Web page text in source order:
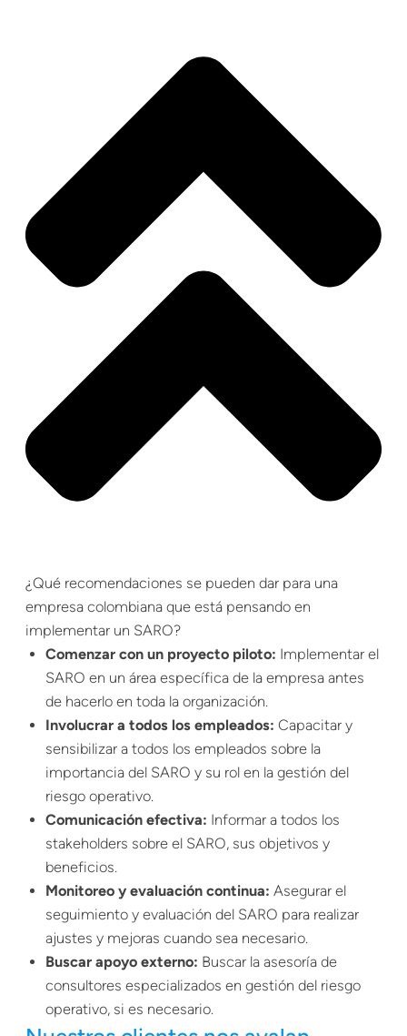
¿Qué recomendaciones se pueden dar para una
empresa colombiana que está pensando en
implementar un SARO?
Comenzar con un proyecto piloto: Implementar el
SARO en un área específica de la empresa antes
de hacerlo en toda la organización.
Involucrar a todos los empleados: Capacitar y
sensibilizar a todos los empleados sobre la
importancia del SARO y su rol en la gestión del
riesgo operativo.
Comunicación efectiva: Informar a todos los
stakeholders sobre el SARO, sus objetivos y
beneficios.
Monitoreo y evaluación continua: Asegurar el
seguimiento y evaluación del SARO para realizar
ajustes y mejoras cuando sea necesario.
Buscar apoyo externo: Buscar la asesoría de
consultores especializados en gestión del riesgo
operativo, si es necesario.